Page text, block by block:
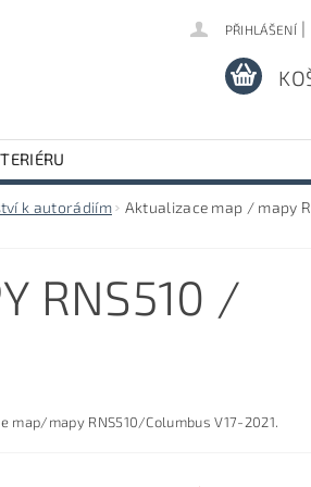
PŘIHLÁŠENÍ |
k autorádiím Aktualizace map / mapy
RNS510 /
map/mapy RNS510/Columbus V17-2021.